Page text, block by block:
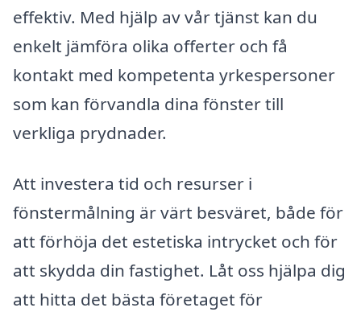
effektiv. Med hjälp av vår tjänst kan du
enkelt jämföra olika offerter och få
kontakt med kompetenta yrkespersoner
som kan förvandla dina fönster till
verkliga prydnader.
Att investera tid och resurser i
fönstermålning är värt besväret, både för
att förhöja det estetiska intrycket och för
att skydda din fastighet. Låt oss hjälpa dig
att hitta det bästa företaget för